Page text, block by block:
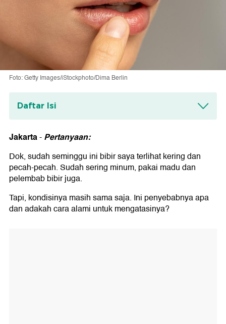
Foto: Getty Images/iStockphoto/Dima Berlin
Daftar Isi
Tentang Konsultasi Kesehatan
Jakarta-Pertanyaan:
Dok, sudah seminggu ini bibir saya terlihat kering dan
pecah-pecah. Sudah sering minum, pakai madu dan
pelembab bibir juga.
Tapi, kondisinya masih sama saja. Ini penyebabnya apa
dan adakah cara alami untuk mengatasinya?